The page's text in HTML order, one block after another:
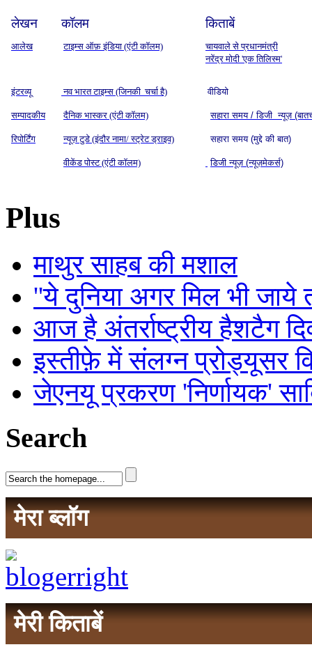
लेखन कॉलम किताबें
आलेख टाइम्स ऑफ़ इंडिया (एंटी कॉलम)
चायवाले से प्रधानमंत्री
नरेंद्र मोदी 'एक तिलिस्म'
इंटरव्यू नव भारत टाइम्स (जिनकी चर्चा है) वीडियो
सम्पादकीय दैनिक भास्कर (एंटी कॉलम) सहारा समय / डिजी न्यूज़
रिपोर्टिंग न्यूज़ टुडे (इंदौर नामा/ स्ट्रेट ड्राइव) सहारा समय (मुद्दे की बात)
वीकेंड पोस्ट (एंटी कॉलम) डिजी न्यूज़ (न्यूज़मेकर्स)
Plus
माथुर साहब की मशाल
''ये दुनिया अगर मिल भी जाये
आज है अंतर्राष्ट्रीय हैशटैग
इस्तीफ़े में संलग्न प्रोड्यूसर
जेएनयू प्रकरण 'निर्णायक'
Search
मेरा ब्लॉग
मेरी किताबें